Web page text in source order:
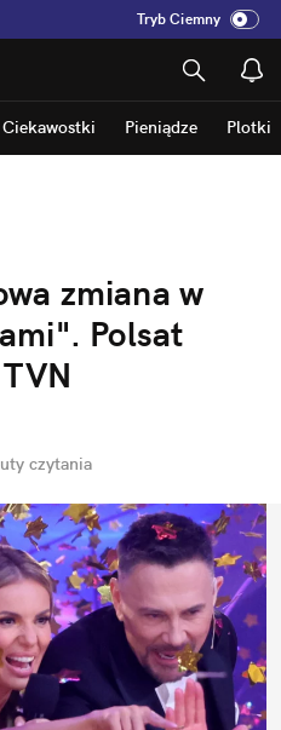
Tryb Ciemny
Ciekawostki Pieniądze Plotki
zmiana w
Polsat
czytania